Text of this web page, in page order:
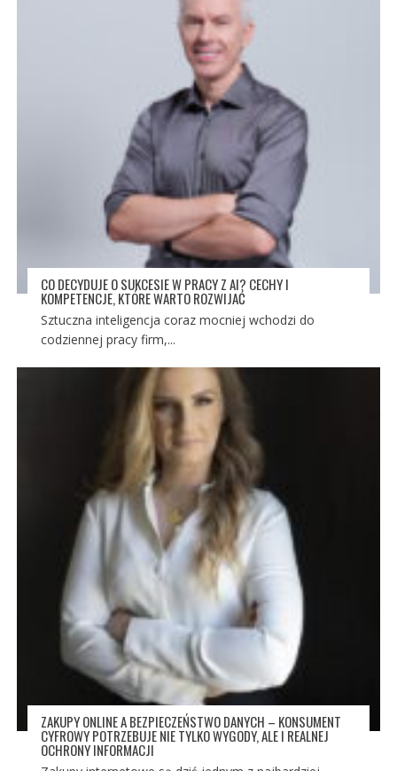
CO DECYDUJE O SUKCESIE W PRACY Z AI? CECHY I
KOMPETENCJE, KTÓRE WARTO ROZWIJAĆ
Sztuczna inteligencja coraz mocniej wchodzi do
codziennej pracy firm,...
ZAKUPY ONLINE A BEZPIECZEŃSTWO DANYCH – KONSUMENT
CYFROWY POTRZEBUJE NIE TYLKO WYGODY, ALE I REALNEJ
OCHRONY INFORMACJI